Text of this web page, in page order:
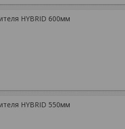
HYBRID 600мм
HYBRID 550мм